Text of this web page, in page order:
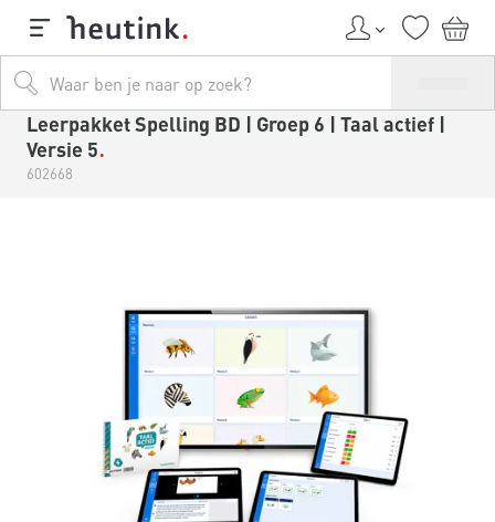
Leerpakket Spelling BD | Groep 6 | Taal actief |
Versie 5
602668